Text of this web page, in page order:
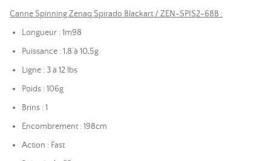
Canne Spinning Zenaq Spirado Blackart / ZEN-SPIS2-68B :
Longueur : 1m98
Puissance : 1,8 à 10,5g
Ligne : 3 à 12 lbs
Poids : 106g
Brins : 1
Encombrement : 198cm
Action : Fast